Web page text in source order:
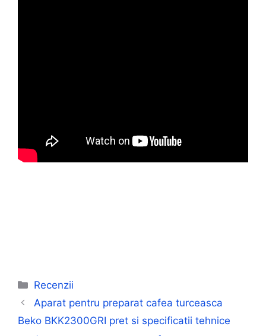
Categorii
Recenzii
Aparat pentru preparat cafea turceasca
Beko BKK2300GRI pret si specificatii tehnice